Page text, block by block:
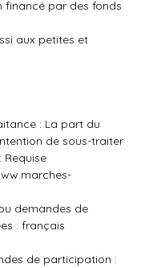
financé par des fonds
aux petites et
: La part du
de sous-traiter
demandes de
: français
de participation :